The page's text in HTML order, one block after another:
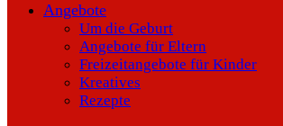
Angebote
Um die Geburt
Angebote für Eltern
Freizeitangebote für Kinder
Kreatives
Rezepte